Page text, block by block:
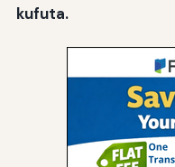
kufuta.